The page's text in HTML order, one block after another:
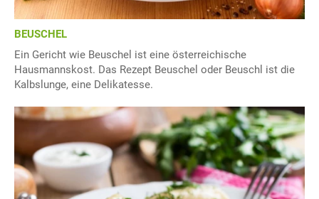
BEUSCHEL
Ein Gericht wie Beuschel ist eine österreichische
Hausmannskost. Das Rezept Beuschel oder Beuschl ist die
Kalbslunge, eine Delikatesse.